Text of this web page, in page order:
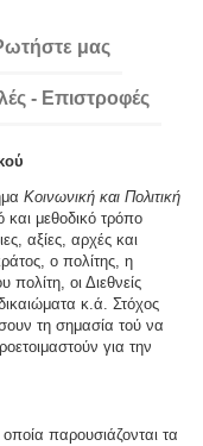
μας
- Επιστροφές
Κοινωνική και Πολιτική
και μεθοδικό τρόπο
αξίες, αρχές και
ο πολίτης, η
οι Διεθνείς
κ.ά. Στόχος
τη σημασία τού να
για την
παρουσιάζονται τα